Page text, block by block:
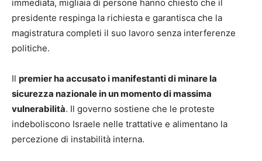
immediata, migliaia di persone hanno chiesto che il
presidente respinga la richiesta e garantisca che la
magistratura completi il suo lavoro senza interferenze
politiche.
Il premier ha accusato i manifestanti di minare la
sicurezza nazionale in un momento di massima
vulnerabilità. Il governo sostiene che le proteste
indeboliscono Israele nelle trattative e alimentano la
percezione di instabilità interna.